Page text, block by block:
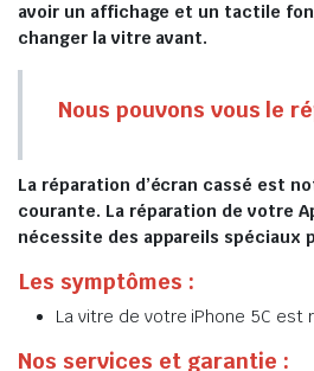
avoir un affichage et un tactile
changer la vitre avant.
Nous pouvons vous le
La réparation d’écran cassé est
courante. La réparation de votre
nécessite des appareils spéciaux
Les symptômes :
La vitre de votre iPhone 5C est
Nos services et garantie :